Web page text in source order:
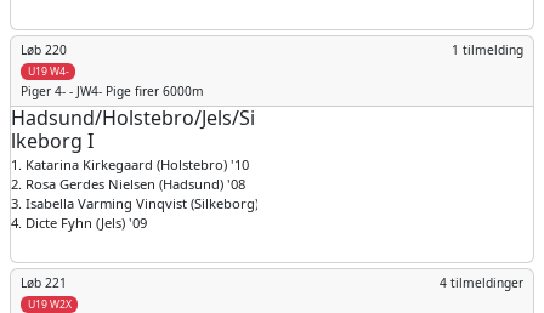
Løb 220 1 tilmelding
U19 W4-
Piger 4- - JW4- Pige firer 6000m
Hadsund/Holstebro/Jels/Si
lkeborg I
1. Katarina Kirkegaard (Holstebro) '10
2. Rosa Gerdes Nielsen (Hadsund) '08
3. Isabella Varming Vinqvist (Silkeborg) '11
4. Dicte Fyhn (Jels) '09
Løb 221 4 tilmeldinger
U19 W2X